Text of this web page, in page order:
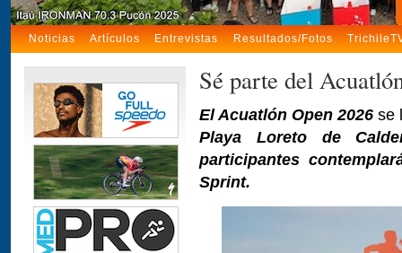
Noticias Artículos Entrevistas Resultados/Fotos
Sé parte del
El Acuatlón Open 2026 se
Playa Loreto de
participantes
Sprint.